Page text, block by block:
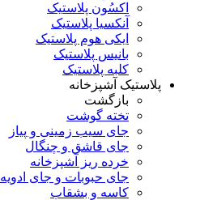
اکسُون پلاستیک
آنکسیا پلاستیک
ایکی هوم پلاستیک
بانیس پلاستیک
کلبه پلاستیک
پلاستیک آشپزخانه
بازگشت
تخته گوشت
جای سیب زمینی و پیاز
جای قاشق و چنگال
خرده ریز آشپزخانه
جای حبوبات و جای ادویه
کاسه و بشقاب